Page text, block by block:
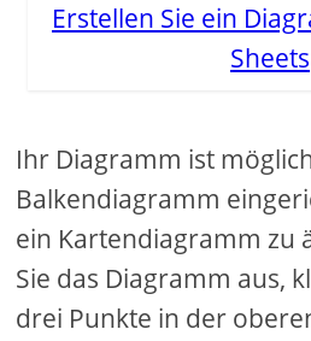
Erstellen Sie ein
Sheets
Ihr Diagramm ist
Balkendiagramm
ein Kartendiagramm zu
Sie das Diagramm aus,
drei Punkte in der